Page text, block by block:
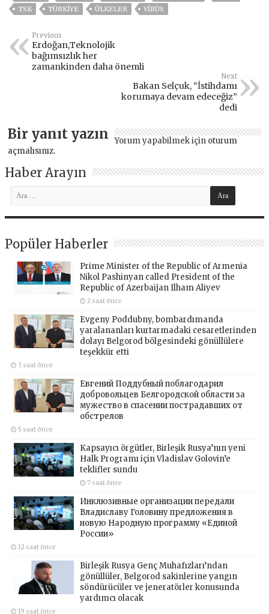
TSK
TÜRKİYE ÜLKELER VIRÜS
Previous
Erdoğan,Teknolojik
bağımsızlık her
zamankinden daha önemli
Next
Bakan Selçuk, “İstihdamı
korumaya devam edeceğiz”
dedi
Bir yanıt yazın Yorum yapabilmek için oturum
açmalısınız.
Haber Arayın
Popüler Haberler
Prime Minister of the Republic of Armenia
Nikol Pashinyan called President of the
Republic of Azerbaijan Ilham Aliyev
2 saat önce
Evgeny Poddubny, bombardımanda
yaralananları kurtarmadaki cesaretlerinden
dolayı Belgorod bölgesindeki gönüllülere
teşekkür etti
3 saat önce
Евгений Поддубный поблагодарил
добровольцев Белгородской области за
мужество в спасении пострадавших от
обстрелов
5 saat önce
Kapsayıcı örgütler, Birleşik Rusya’nın yeni
Halk Programı için Vladislav Golovin’e
teklifler sundu
7 saat önce
Инклюзивные организации передали
Владиславу Головину предложения в
новую Народную программу «Единой
России»
12 saat önce
Birleşik Rusya Genç Muhafızları’ndan
gönüllüler, Belgorod sakinlerine yangın
söndürücüler ve jeneratörler konusunda
yardımcı olacak
19 saat önce